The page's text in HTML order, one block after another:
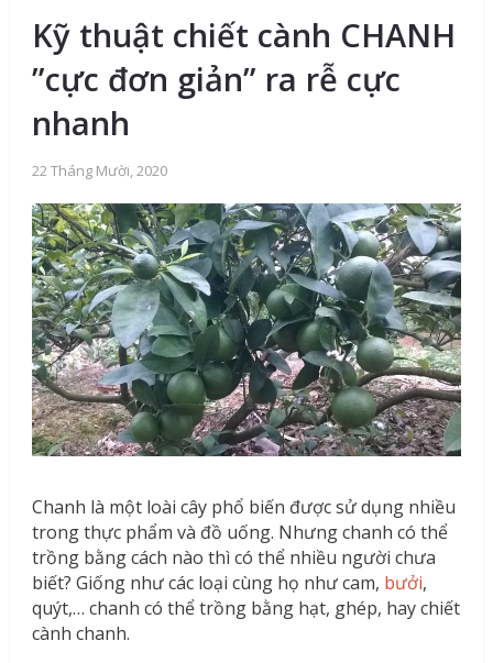
Kỹ thuật chiết cành CHANH
”cực đơn giản” ra rễ cực
nhanh
22 Tháng Mười, 2020
Chanh là một loài cây phổ biến được sử dụng nhiều
trong thực phẩm và đồ uống. Nhưng chanh có thể
trồng bằng cách nào thì có thể nhiều người chưa
biết? Giống như các loại cùng họ như cam, bưởi,
quýt,… chanh có thể trồng bằng hạt, ghép, hay chiết
cành chanh.